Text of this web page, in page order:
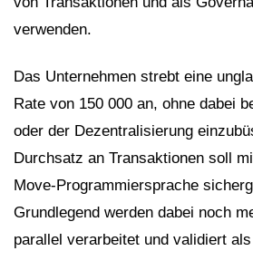
verwenden.
Das Unternehmen strebt eine
Rate von 150 000 an, ohne dabei
oder der Dezentralisierung
Durchsatz an Transaktionen soll
Move-Programmiersprache
Grundlegend werden dabei noch
parallel verarbeitet und validiert